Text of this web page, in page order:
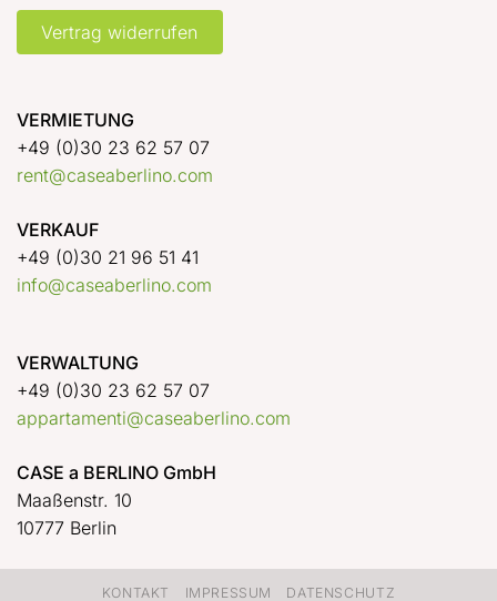
Vertrag widerrufen
VERMIETUNG
+49 (0)30 23 62 57 07
rent@caseaberlino.com
VERKAUF
+49 (0)30 21 96 51 41
info@caseaberlino.com
VERWALTUNG
+49 (0)30 23 62 57 07
appartamenti@caseaberlino.com
CASE a BERLINO GmbH
Maaßenstr. 10
10777 Berlin
KONTAKT IMPRESSUM DATENSCHUTZ